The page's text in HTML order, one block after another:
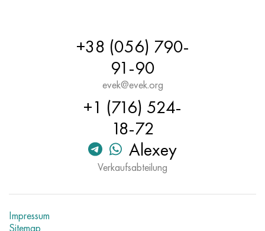
+38 (056) 790-
91-90
evek@evek.org
+1 (716) 524-
18-72
Alexey
Verkaufsabteilung
Impressum
Sitemap